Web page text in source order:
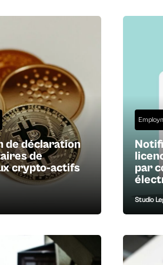
de déclaration
de
crypto-actifs
par
Studio